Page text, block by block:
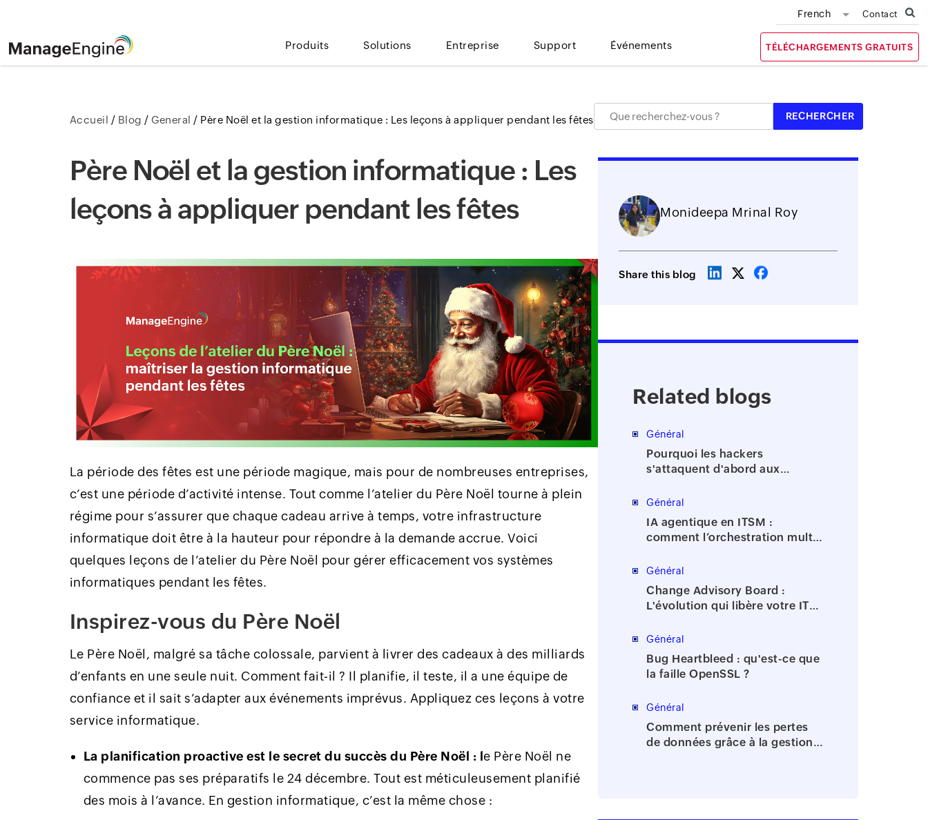
French Contact
Produits Solutions Entreprise Support Événements TÉLÉCHARGEMENTS GRATUITS
Accueil / Blog /General / Père Noël et la gestion informatique : Les leçons à appliquer pendant les fêtes
Père Noël et la gestion informatique : Les
leçons à appliquer pendant les fêtes
La période des fêtes est une période magique, mais pour de nombreuses entreprises,
c’est une période d’activité intense. Tout comme l’atelier du Père Noël tourne à plein
régime pour s’assurer que chaque cadeau arrive à temps, votre infrastructure
informatique doit être à la hauteur pour répondre à la demande accrue. Voici
quelques leçons de l’atelier du Père Noël pour gérer efficacement vos systèmes
informatiques pendant les fêtes.
Inspirez-vous du Père Noël
Le Père Noël, malgré sa tâche colossale, parvient à livrer des cadeaux à des milliards
d’enfants en une seule nuit. Comment fait-il ? Il planifie, il teste, il a une équipe de
confiance et il sait s’adapter aux événements imprévus. Appliquez ces leçons à votre
service informatique.
La planification proactive est le secret du succès du Père Noël : le Père Noël ne
commence pas ses préparatifs le 24 décembre. Tout est méticuleusement planifié
des mois à l’avance. En gestion informatique, c’est la même chose :
Monideepa Mrinal Roy
Share this blog
Related blogs
Général
Pourquoi les hackers
s'attaquent d'abord aux
Général
IA agentique en ITSM :
comment l’orchestration multi-
des incidents
Général
Change Advisory Board :
L'évolution qui libère votre IT
Général
Bug Heartbleed : qu'est-ce que
la faille OpenSSL ?
Général
Comment prévenir les pertes
de données grâce à la gestion